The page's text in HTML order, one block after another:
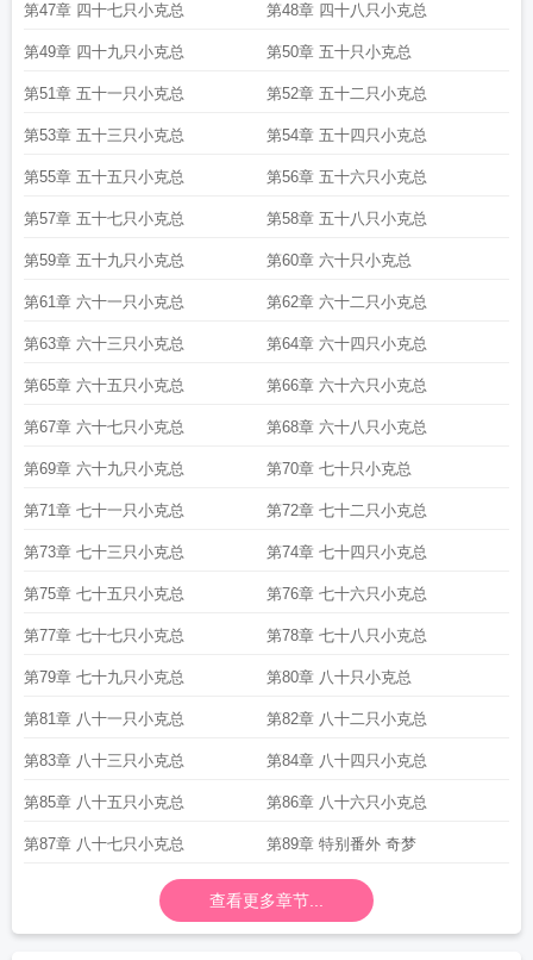
第47章 四十七只小克总 第48章 四十八只小克总
第49章 四十九只小克总 第50章 五十只小克总
第51章 五十一只小克总 第52章 五十二只小克总
第53章 五十三只小克总 第54章 五十四只小克总
第55章 五十五只小克总 第56章 五十六只小克总
第57章 五十七只小克总 第58章 五十八只小克总
第59章 五十九只小克总 第60章 六十只小克总
第61章 六十一只小克总 第62章 六十二只小克总
第63章 六十三只小克总 第64章 六十四只小克总
第65章 六十五只小克总 第66章 六十六只小克总
第67章 六十七只小克总 第68章 六十八只小克总
第69章 六十九只小克总 第70章 七十只小克总
第71章 七十一只小克总 第72章 七十二只小克总
第73章 七十三只小克总 第74章 七十四只小克总
第75章 七十五只小克总 第76章 七十六只小克总
第77章 七十七只小克总 第78章 七十八只小克总
第79章 七十九只小克总 第80章 八十只小克总
第81章 八十一只小克总 第82章 八十二只小克总
第83章 八十三只小克总 第84章 八十四只小克总
第85章 八十五只小克总 第86章 八十六只小克总
第87章 八十七只小克总 第89章 特别番外 奇梦
查看更多章节...